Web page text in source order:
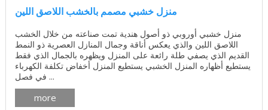
منزل خشبي مصمم بالخشب اللاصق اللين
منزل خشبي أوروبي ذو أصول هندية تمت صناعته من خلال الخشب
اللاصق اللين والذي يعكس أناقة وجمال المنازل العصرية ذو النمط
القديم الذي يصفي طلة رائعة على المنزل ويظهره بالجمال الذي فقط
يستطيع أظهاره المنزل الخشبي يستطيع المنزل أخفاض تكلفة الكهرباء
في فصل ...
more